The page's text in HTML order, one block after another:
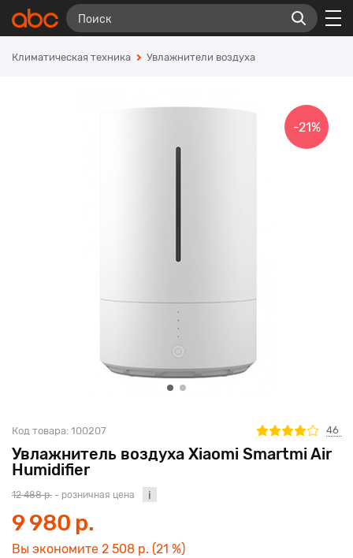
Климатическая техника Увлажнители воздуха
Увлажнитель воздуха Xiaomi Smartmi Air
Humidifier
Код товара: 100207 46
-21%
12 488 р. - розничная цена
9 980 р.
Вы экономите 2 508 р. (21 %)